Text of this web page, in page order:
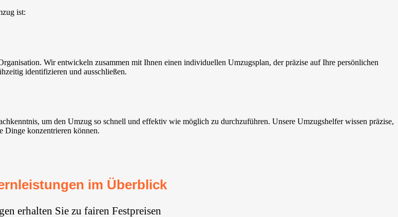
ist:
Wir entwickeln zusammen mit Ihnen einen individuellen Umzugsplan, der präzise auf Ihre persönlichen
identifizieren und ausschließen.
um den Umzug so schnell und effektiv wie möglich zu durchzuführen. Unsere Umzugshelfer wissen präzise,
Dinge konzentrieren können.
im Überblick
erhalten Sie zu fairen Festpreisen